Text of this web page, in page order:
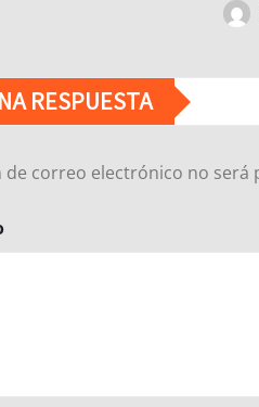
RESPUESTA
de correo electrónico no será